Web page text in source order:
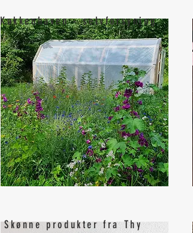
Køkkenhaven - selvforsyning
Skønne produkter fra Thy